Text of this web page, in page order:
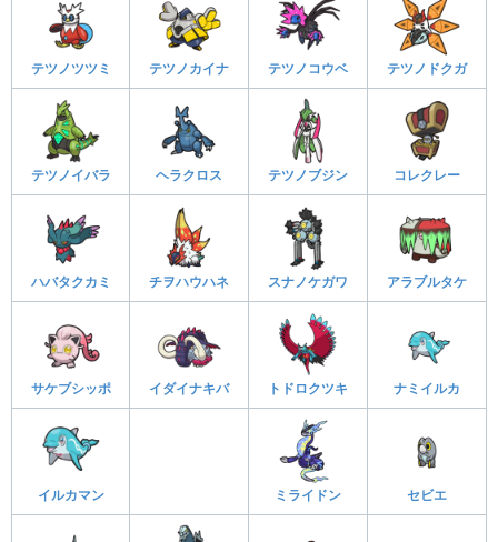
テツノツツミ テツノカイナ テツノコウベ テツノドクガ
テツノイバラ ヘラクロス テツノブジン コレクレー
ハバタクカミ チヲハウハネ スナノケガワ アラブルタケ
サケブシッポ イダイナキバ トドロクツキ ナミイルカ
イルカマン ミライドン セビエ